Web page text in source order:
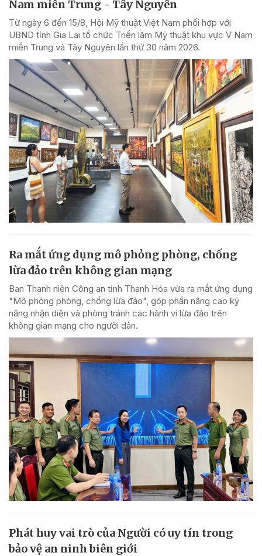
Nam miền Trung - Tây Nguyên
Từ ngày 6 đến 15/8, Hội Mỹ thuật Việt Nam phối hợp với
UBND tỉnh Gia Lai tổ chức Triển lãm Mỹ thuật khu vực V Nam
miền Trung và Tây Nguyên lần thứ 30 năm 2026.
Ra mắt ứng dụng mô phỏng phòng, chống
lừa đảo trên không gian mạng
Ban Thanh niên Công an tỉnh Thanh Hóa vừa ra mắt ứng dụng
"Mô phỏng phòng, chống lừa đảo", góp phần nâng cao kỹ
năng nhận diện và phòng tránh các hành vi lừa đảo trên
không gian mạng cho người dân.
Phát huy vai trò của Người có uy tín trong
bảo vệ an ninh biên giới